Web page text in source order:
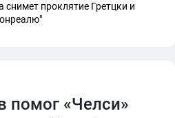
снимет проклятие Гретцки и
помог «Челси»